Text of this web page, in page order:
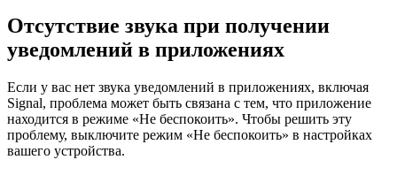
Отсутствие звука при получении
уведомлений в приложениях
Если у вас нет звука уведомлений в приложениях, включая
Signal, проблема может быть связана с тем, что приложение
находится в режиме «Не беспокоить». Чтобы решить эту
проблему, выключите режим «Не беспокоить» в настройках
вашего устройства.